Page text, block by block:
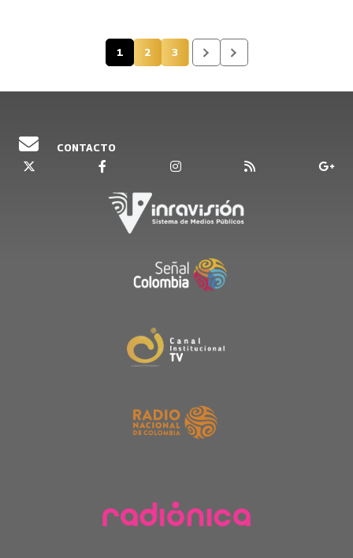
Página actual
1 Página
2 Página
3
CONTACTO